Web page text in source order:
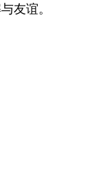
友谊。